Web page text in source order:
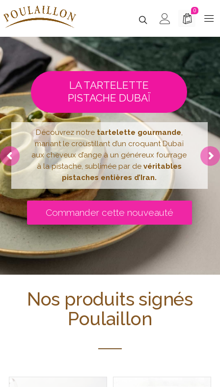
0
LA TARTELETTE
PISTACHE DUBAÏ
Commander cette nouveauté
Découvrez notre tartelette gourmande,
mariant le croustillant d’un croquant Dubaï
aux cheveux d’ange à un généreux fourrage
à la pistache, sublimée par de véritables
pistaches entières d’Iran.
Nos produits signés
Poulaillon